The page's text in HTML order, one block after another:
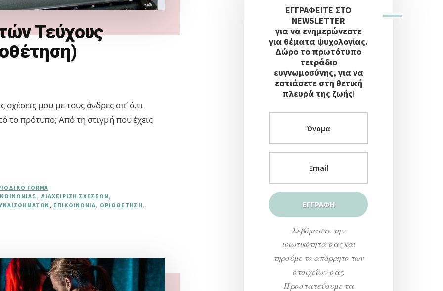
Τεύχους
μου με τους άνδρες απ’ ό,τι
το πρότυπο; Από τη στιγμή που έχεις
FORMA
, ΔΙΑΧΕΊΡΙΣΗ ΣΧΈΣΕΩΝ,
, ΕΠΙΚΟΙΝΩΝΊΑ, ΟΡΙΟΘΈΤΗΣΗ,
ΕΓΓΡΑΦΕΙΤΕ ΣΤΟ
NEWSLETTER
για να ενημερώνεστε
για θέματα ψυχολογίας.
Δώρο το πρωτότυπο
τετράδιο
ευγνωμοσύνης, για να
εστιάσετε στη θετική
πλευρά της ζωής!
Σεβόμαστε την
ιδιωτικότητά σας και
τηρούμε το απόρρητο των
στοιχείων σας.
Προστατεύουμε τα